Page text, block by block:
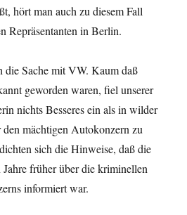
hört man auch zu diesem Fall
Repräsentanten in Berlin.
die Sache mit VW. Kaum daß
geworden waren, fiel unserer
nichts Besseres ein als in wilder
den mächtigen Autokonzern zu
sich die Hinweise, daß die
früher über die kriminellen
informiert war.